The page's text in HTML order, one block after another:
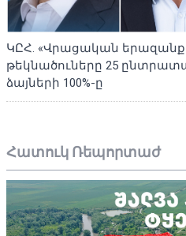
ԿԸՀ. «Վրացական
թեկնածուները 25
ձայների 100%-ը
Հատուկ Ռեպորտաժ